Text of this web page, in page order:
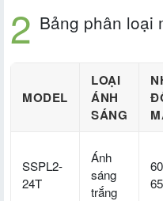
Bảng phân loại
MODEL
LOẠI
ÁNH
SÁNG
SSPL2-
24T
Ánh
sáng
trắng